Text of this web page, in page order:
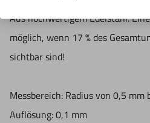
Aus hochwertigem Edelstahl.
möglich, wenn 17 % des
sichtbar sind!
Messbereich: Radius von 0,5 mm
Auflösung: 0,1 mm